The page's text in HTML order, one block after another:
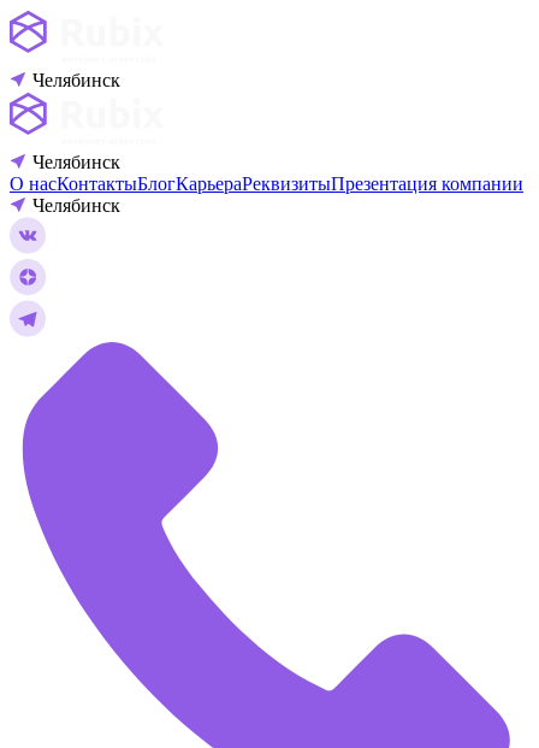
Челябинск
Челябинск
О насКонтактыБлогКарьераРеквизитыПрезентация компании
Челябинск